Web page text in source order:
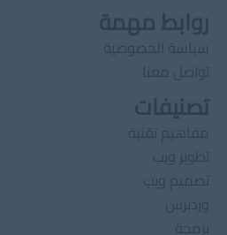
روابط مهمة
سياسة الخصوصية
تواصل معنا
تصنيفات
مفاهيم تقنية
تطوير ويب
تصميم ويب
وردبرس
برمجة